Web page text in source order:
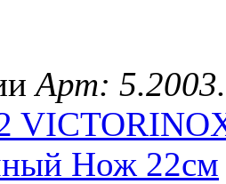
Арт:
Нож 22см